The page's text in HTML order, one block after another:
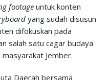
footage untuk konten
yang sudah disusun
difokuskan pada
salah satu cagar budaya
Jember.
Daerah bersama